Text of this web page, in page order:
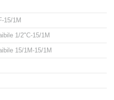
15/1M
1/2"C-15/1M
15/1M-15/1M